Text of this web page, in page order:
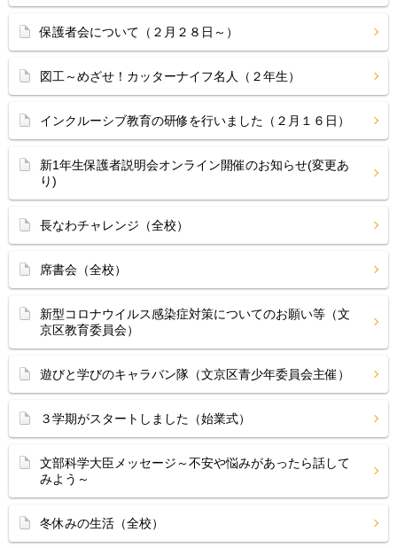
保護者会について（２月２８日～）
図工～めざせ！カッターナイフ名人（２年生）
インクルーシブ教育の研修を行いました（２月１６日）
新1年生保護者説明会オンライン開催のお知らせ(変更あ
り)
長なわチャレンジ（全校）
席書会（全校）
新型コロナウイルス感染症対策についてのお願い等（文
京区教育委員会）
遊びと学びのキャラバン隊（文京区青少年委員会主催）
３学期がスタートしました（始業式）
文部科学大臣メッセージ～不安や悩みがあったら話して
みよう～
冬休みの生活（全校）